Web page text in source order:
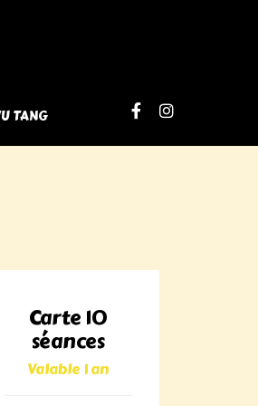
TANG
Carte 10
séances
Valable 1 an